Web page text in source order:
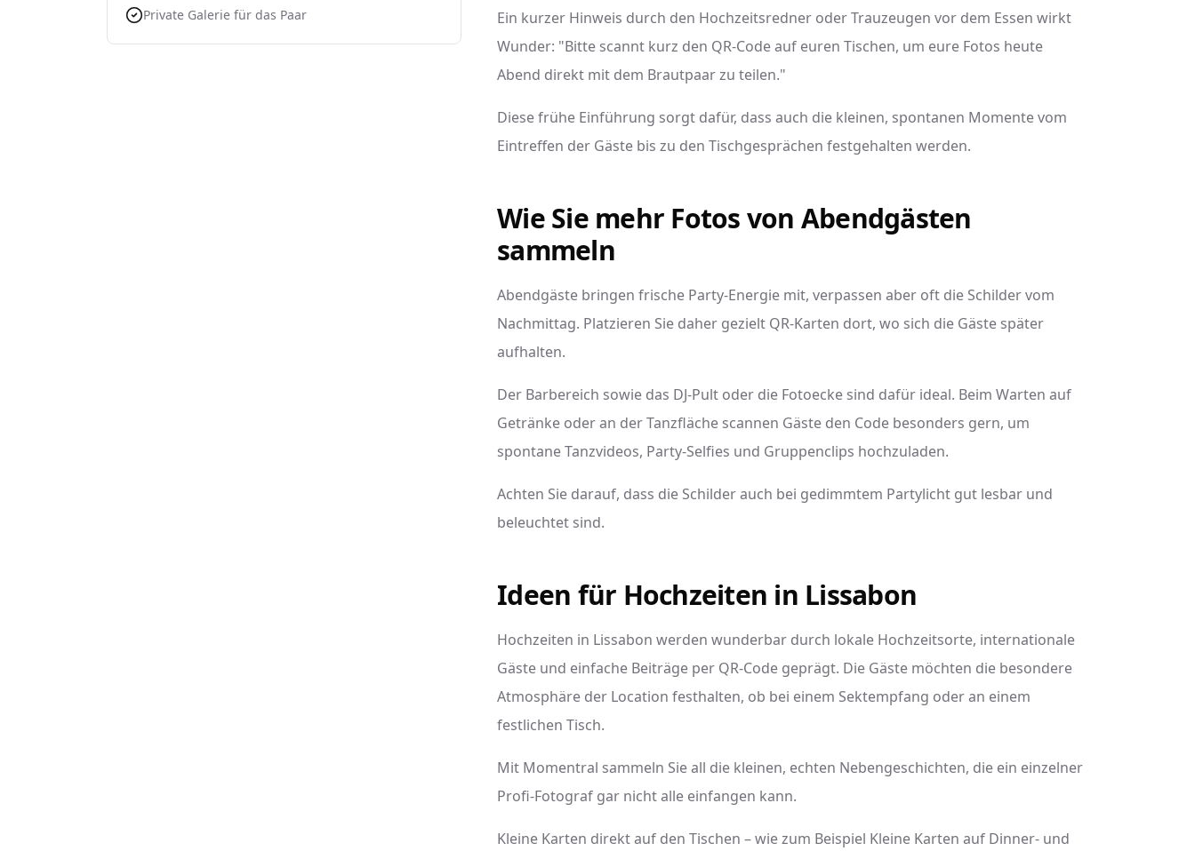
Private Galerie für das Paar
Ein kurzer Hinweis durch den Hochzeitsredner oder Trauzeugen vor dem Essen wirkt
Wunder: "Bitte scannt kurz den QR-Code auf euren Tischen, um eure Fotos heute
Abend direkt mit dem Brautpaar zu teilen."
Diese frühe Einführung sorgt dafür, dass auch die kleinen, spontanen Momente vom
Eintreffen der Gäste bis zu den Tischgesprächen festgehalten werden.
Wie Sie mehr Fotos von Abendgästen
sammeln
Abendgäste bringen frische Party-Energie mit, verpassen aber oft die Schilder vom
Nachmittag. Platzieren Sie daher gezielt QR-Karten dort, wo sich die Gäste später
aufhalten.
Der Barbereich sowie das DJ-Pult oder die Fotoecke sind dafür ideal. Beim Warten auf
Getränke oder an der Tanzfläche scannen Gäste den Code besonders gern, um
spontane Tanzvideos, Party-Selfies und Gruppenclips hochzuladen.
Achten Sie darauf, dass die Schilder auch bei gedimmtem Partylicht gut lesbar und
beleuchtet sind.
Ideen für Hochzeiten in Lissabon
Hochzeiten in Lissabon werden wunderbar durch lokale Hochzeitsorte, internationale
Gäste und einfache Beiträge per QR-Code geprägt. Die Gäste möchten die besondere
Atmosphäre der Location festhalten, ob bei einem Sektempfang oder an einem
festlichen Tisch.
Mit Momentral sammeln Sie all die kleinen, echten Nebengeschichten, die ein einzelner
Profi-Fotograf gar nicht alle einfangen kann.
Kleine Karten direkt auf den Tischen – wie zum Beispiel Kleine Karten auf Dinner- und